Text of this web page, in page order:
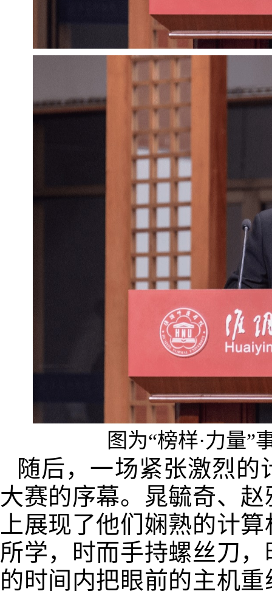
图为“榜样·力量
随后，一场紧张激烈
大赛的序幕。晁毓奇、
上展现了他们娴熟的计
所学，时而手持螺丝刀
的时间内把眼前的主机